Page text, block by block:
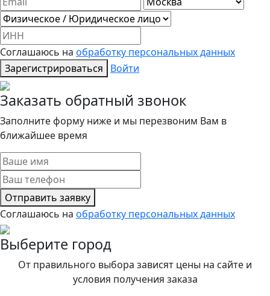
Соглашаюсь на обработку персональных данных
Зарегистрироваться
Войти
Заказать обратный звонок
Заполните форму ниже и мы перезвоним Вам в
ближайшее время
Отправить заявку
Соглашаюсь на обработку персональных данных
Выберите город
От правильного выбора зависят цены на сайте и
условия получения заказа